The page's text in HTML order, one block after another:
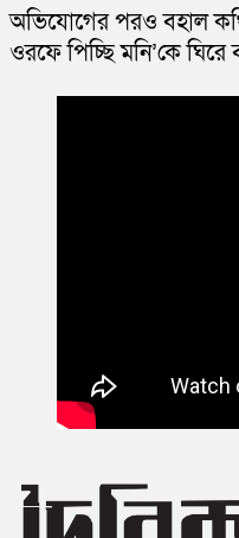
অভিযোগের পরও বহাল
ওরফে পিচ্ছি মনি’কে ঘিরে